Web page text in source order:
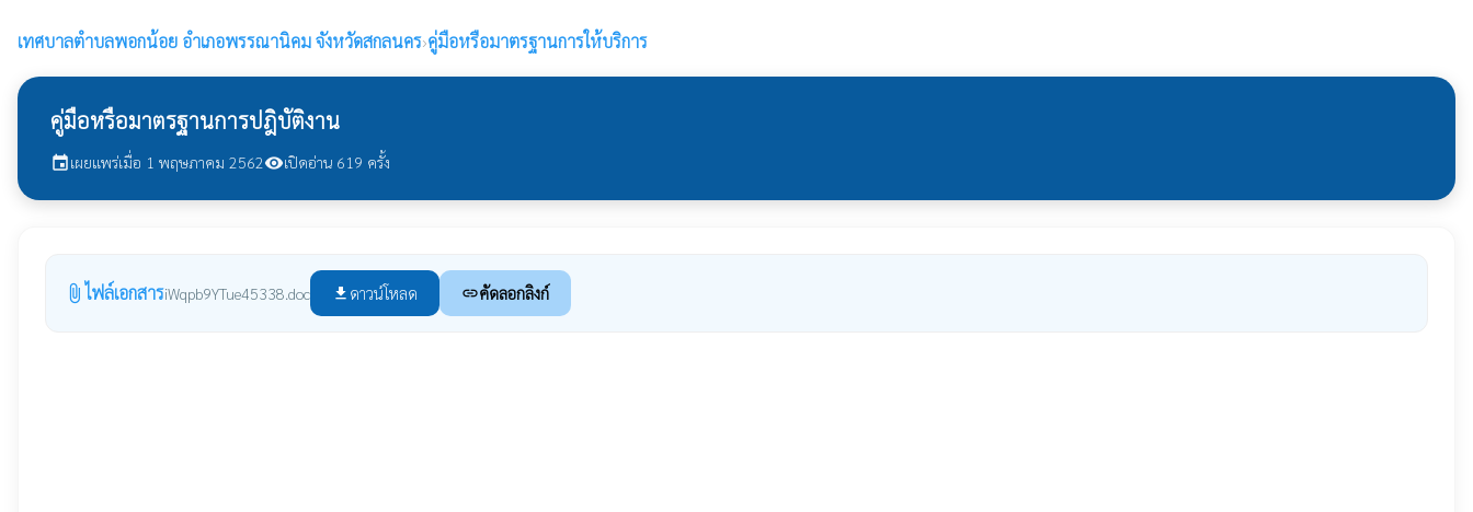
เทศบาลตำบลพอกน้อย อำเภอพรรณานิคม จังหวัดสกลนคร›คู่มือหรือมาตรฐานการให้บริการ
คู่มือหรือมาตรฐานการปฎิบัติงาน
eventเผยแพร่เมื่อ 1 พฤษภาคม 2562visibilityเปิดอ่าน 619 ครั้ง
attach_file ไฟล์เอกสารiWqpb9YTue45338.doc file_download ดาวน์โหลด linkคัดลอกลิงก์